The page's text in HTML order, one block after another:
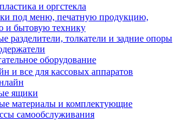
и оргстекла
под меню, печатную продукцию,
и бытовую технику
разделители, толкатели и задние опоры
оборудование
и все для кассовых аппаратов
ящики
материалы и комплектующие
самообслуживания